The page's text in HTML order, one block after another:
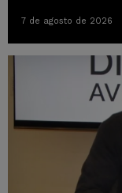
7 de agosto de 2026